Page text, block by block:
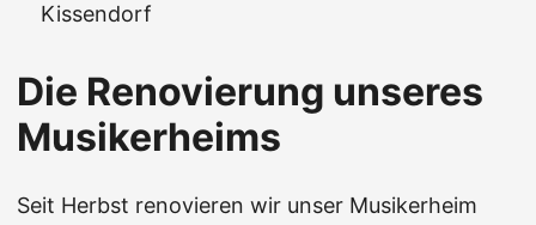
Kissendorf
Die Renovierung unseres
Musikerheims
Seit Herbst renovieren wir unser Musikerheim